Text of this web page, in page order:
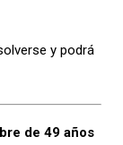
y podrá
de 49 años